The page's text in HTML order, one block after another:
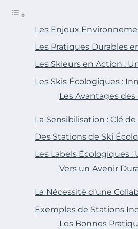
Les Enjeux
Les Pratiques Durables
Les Skieurs en Action :
Les Skis Écologiques :
Les Avantages
La Sensibilisation : Clé
Des Stations de Ski
Les Labels Écologiques :
Vers un Avenir
La Nécessité d’une
Exemples de Stations
Les Bonnes